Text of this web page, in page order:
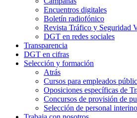
Encuentros digitales
Boletín radiofónico
Revista Tráfico y Seguridad
DGT en redes sociales
Transparencia
DGT en cifras
Selección y formación
Atrás
Cursos para empleados
Oposiciones específicas de
Concursos de provisión de
Selección de personal interino